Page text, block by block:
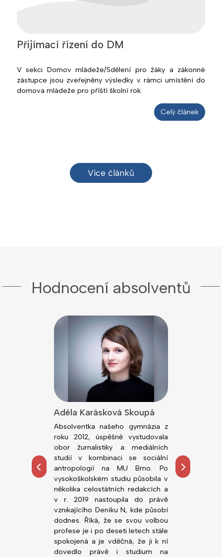
Přijímací řízení do DM
V sekci Domov mládeže/Sdělení pro žáky a zákonné
zástupce jsou zveřejněny výsledky v rámci umístění do
domova mládeže pro příští školní rok.
Celý článek
Více článků
Hodnocení absolventů
zejména
prostor.
Adéla Karásková Skoupá
Absolventka našeho gymnázia z
roku 2012, úspěšně vystudovala
obor žurnalistiky a mediálních
studií v kombinaci se sociální
antropologií na MU Brno. Po
vysokoškolském studiu působila v
několika celostátních redakcích a
v r. 2019 nastoupila do právě
vznikajícího Deníku N, kde působí
dodnes. Říká, že se svou volbou
profese je i po deseti letech stále
spokojená a je vděčná, že ji k ní
dovedlo právě i studium na
Lékařské
Palackého.
působí